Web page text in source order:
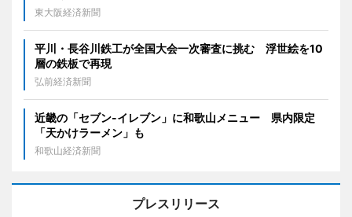
東大阪経済新聞
平川・長谷川鉄工が全国大会一次審査に挑む 浮世絵を10
層の鉄板で再現
弘前経済新聞
近畿の「セブン-イレブン」に和歌山メニュー 県内限定
「天かけラーメン」も
和歌山経済新聞
プレスリリース